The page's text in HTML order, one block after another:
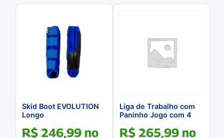
Skid Boot EVOLUTION
Longo
R$ 246,99 no
Liga de Trabalho com
Paninho Jogo com 4
R$ 265,99 no